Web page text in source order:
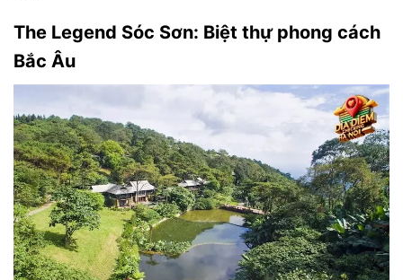
The Legend Sóc Sơn: Biệt thự phong cách
Bắc Âu